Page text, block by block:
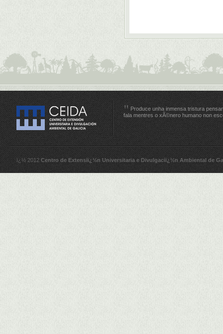
Produce unha inmensa tristura
fala mentres o xÃ©nero humano non
ï¿½ 2012 Centro de Extensiï¿½n Universitaria e Divulgaciï¿½n Ambiental de